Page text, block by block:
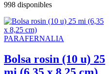
998 disponibles
PARAFERNALIA
Bolsa rosin (10 u) 25